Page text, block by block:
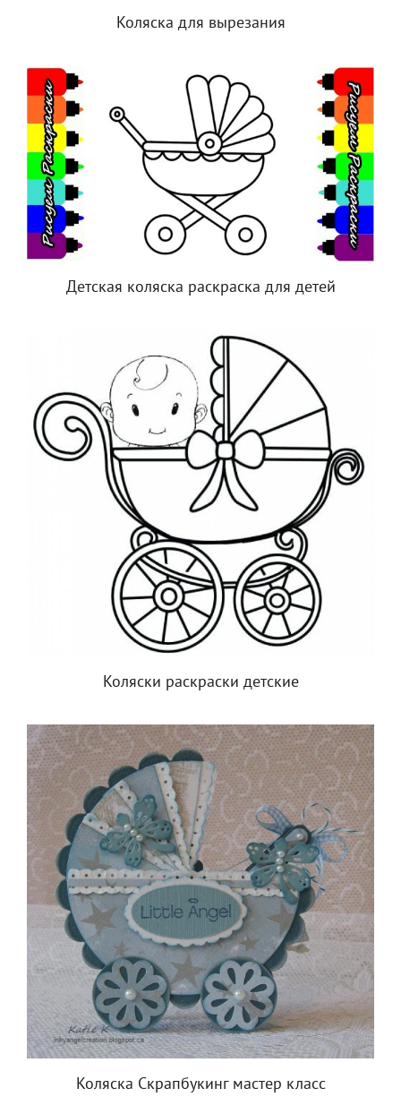
Коляска для вырезания
Детская коляска раскраска для детей
Коляски раскраски детские
Коляска Скрапбукинг мастер класс